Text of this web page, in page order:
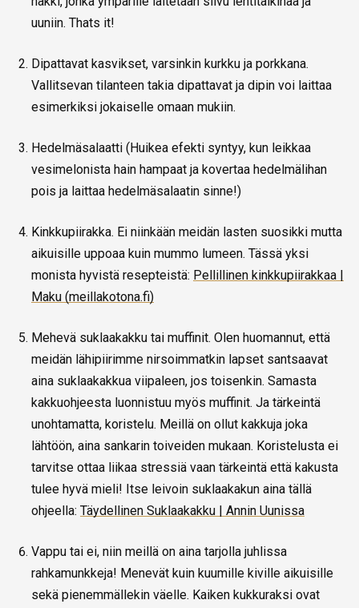
uuniin. Thats it!
Dipattavat kasvikset, varsinkin kurkku ja porkkana.
Vallitsevan tilanteen takia dipattavat ja dipin voi laittaa
esimerkiksi jokaiselle omaan mukiin.
Hedelmäsalaatti (Huikea efekti syntyy, kun leikkaa
vesimelonista hain hampaat ja kovertaa hedelmälihan
pois ja laittaa hedelmäsalaatin sinne!)
Kinkkupiirakka. Ei niinkään meidän lasten suosikki mutta
aikuisille uppoaa kuin mummo lumeen. Tässä yksi
monista hyvistä resepteistä: Pellillinen kinkkupiirakkaa |
Maku (meillakotona.fi)
Mehevä suklaakakku tai muffinit. Olen huomannut, että
meidän lähipiirimme nirsoimmatkin lapset santsaavat
aina suklaakakkua viipaleen, jos toisenkin. Samasta
kakkuohjeesta luonnistuu myös muffinit. Ja tärkeintä
unohtamatta, koristelu. Meillä on ollut kakkuja joka
lähtöön, aina sankarin toiveiden mukaan. Koristelusta ei
tarvitse ottaa liikaa stressiä vaan tärkeintä että kakusta
tulee hyvä mieli! Itse leivoin suklaakakun aina tällä
ohjeella: Täydellinen Suklaakakku | Annin Uunissa
Vappu tai ei, niin meillä on aina tarjolla juhlissa
rahkamunkkeja! Menevät kuin kuumille kiville aikuisille
sekä pienemmällekin väelle. Kaiken kukkuraksi ovat